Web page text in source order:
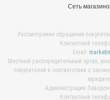
Сеть
Рассмотрение обращений
Контактный
Email:
Местный распорядительный орган,
покупателей в соответствии с
Администрация
Контактный